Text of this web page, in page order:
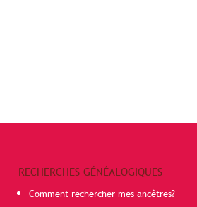
RECHERCHES GÉNÉALOGIQUES
Comment rechercher mes ancêtres?